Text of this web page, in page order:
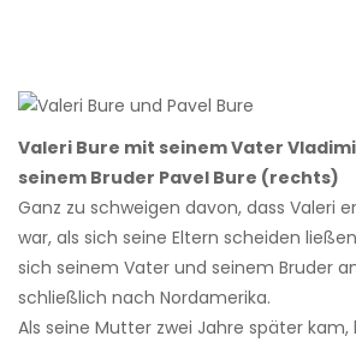
Valeri Bure mit seinem Vater
seinem Bruder Pavel Bure (rechts)
Ganz zu schweigen davon, dass Valeri
war, als sich seine Eltern scheiden
sich seinem Vater und seinem Bruder
schließlich nach Nordamerika.
Als seine Mutter zwei Jahre später